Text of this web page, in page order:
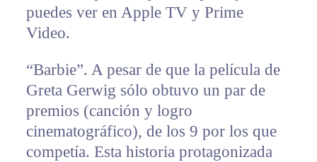
puedes ver en Apple TV y Prime
Video.
“Barbie”. A pesar de que la película de
Greta Gerwig sólo obtuvo un par de
premios (canción y logro
cinematográfico), de los 9 por los que
competía. Esta historia protagonizada